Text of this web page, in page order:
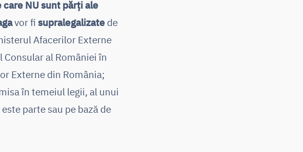
NU sunt părţi ale
vor fi supralegalizate de
Afacerilor Externe
al României în
Externe din România;
în temeiul legii, al unui
parte sau pe bază de